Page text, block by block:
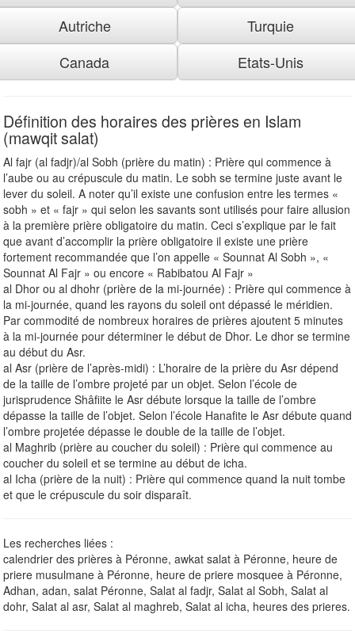
Autriche
Turquie
Canada
Etats-Unis
Définition des horaires des prières en Islam
(mawqit salat)
Al fajr (al fadjr)/al Sobh (prière du matin) : Prière qui commence à
l’aube ou au crépuscule du matin. Le sobh se termine juste avant le
lever du soleil. A noter qu’il existe une confusion entre les termes «
sobh » et « fajr » qui selon les savants sont utilisés pour faire allusion
à la première prière obligatoire du matin. Ceci s’explique par le fait
que avant d’accomplir la prière obligatoire il existe une prière
fortement recommandée que l’on appelle « Sounnat Al Sobh », «
Sounnat Al Fajr » ou encore « Rabibatou Al Fajr »
al Dhor ou al dhohr (prière de la mi-journée) : Prière qui commence à
la mi-journée, quand les rayons du soleil ont dépassé le méridien.
Par commodité de nombreux horaires de prières ajoutent 5 minutes
à la mi-journée pour déterminer le début de Dhor. Le dhor se termine
au début du Asr.
al Asr (prière de l’après-midi) : L’horaire de la prière du Asr dépend
de la taille de l’ombre projeté par un objet. Selon l’école de
jurisprudence Shâfiite le Asr débute lorsque la taille de l’ombre
dépasse la taille de l’objet. Selon l’école Hanafite le Asr débute quand
l’ombre projetée dépasse le double de la taille de l’objet.
al Maghrib (prière au coucher du soleil) : Prière qui commence au
coucher du soleil et se termine au début de icha.
al Icha (prière de la nuit) : Prière qui commence quand la nuit tombe
et que le crépuscule du soir disparaît.
Les recherches liées :
calendrier des prières à Péronne, awkat salat à Péronne, heure de
priere musulmane à Péronne, heure de priere mosquee à Péronne,
Adhan, adan, salat Péronne, Salat al fadjr, Salat al Sobh, Salat al
dohr, Salat al asr, Salat al maghreb, Salat al icha, heures des prieres.